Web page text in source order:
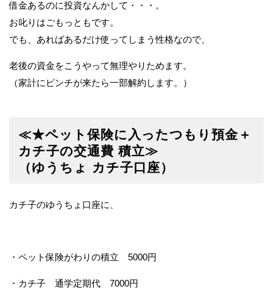
借金あるのに投資なんかして・・・。
お叱りはごもっともです。
でも、あればあるだけ使ってしまう性格なので、
老後の資金をこうやって無理やりためます。
（家計にピンチが来たら一部解約します。）
≪★ペット保険に入ったつもり預金＋
カチ子の交通費 積立≫
（ゆうちょ カチ子口座）
カチ子のゆうちょ口座に、
・ペット保険がわりの積立 5000円
・カチ子 通学定期代 7000円